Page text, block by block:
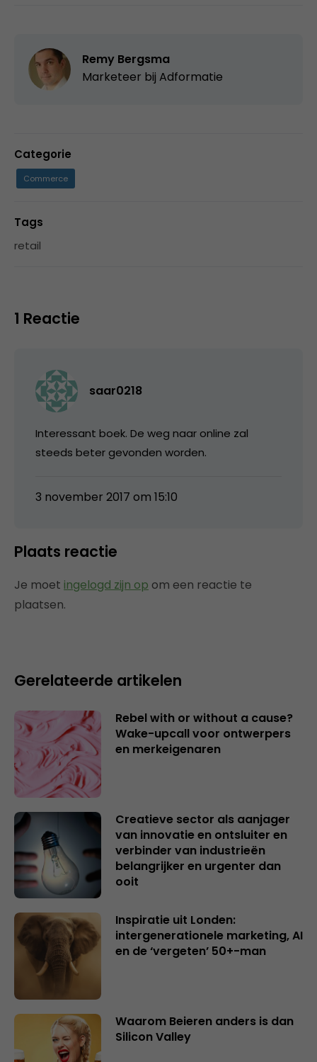
Remy Bergsma
Marketeer bij Adformatie
Categorie
Commerce
Tags
retail
1 Reactie
saar0218
Interessant boek. De weg naar online zal
steeds beter gevonden worden.
3 november 2017 om 15:10
Plaats reactie
Je moet ingelogd zijn op om een reactie te
plaatsen.
Gerelateerde artikelen
Rebel with or without a cause?
Wake-upcall voor ontwerpers
en merkeigenaren
Creatieve sector als aanjager
van innovatie en ontsluiter en
verbinder van industrieën
belangrijker en urgenter dan
ooit
Inspiratie uit Londen:
intergenerationele marketing, AI
en de ‘vergeten’ 50+-man
Waarom Beieren anders is dan
Silicon Valley